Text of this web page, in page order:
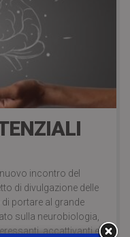
incontro del
di divulgazione delle
portare al grande
sulla neurobiologia,
accattivanti e